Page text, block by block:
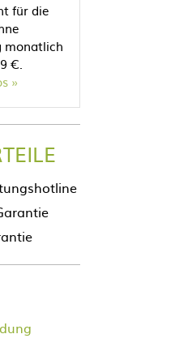
für die
monatlich
€.